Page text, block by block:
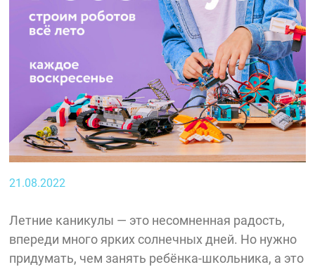
21.08.2022
Летние каникулы — это несомненная радость,
впереди много ярких солнечных дней. Но нужно
придумать, чем занять ребёнка-школьника, а это